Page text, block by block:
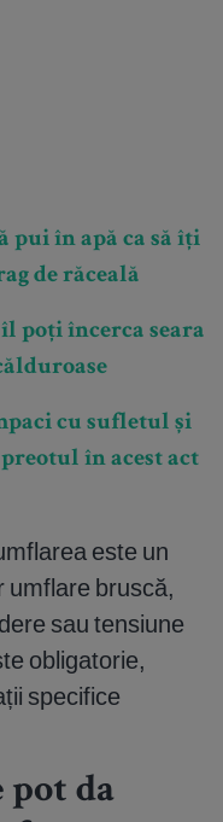
pui în apă ca să îți
de răceală
poți încerca seara
cu sufletul și
în acest act
este un
umflare bruscă,
sau tensiune
obligatorie,
specifice
pot da